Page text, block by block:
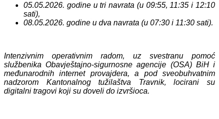
05.05.2026. godine u tri navrata (u 09:55, 11:35 i 12:10
sati),
08.05.2026. godine u dva navrata (u 07:30 i 11:30 sati).
Intenzivnim operativnim radom, uz svestranu pomoć
službenika Obavještajno-sigurnosne agencije (OSA) BiH i
međunarodnih internet provajdera, a pod sveobuhvatnim
nadzorom Kantonalnog tužilaštva Travnik, locirani su
digitalni tragovi koji su doveli do izvršioca.